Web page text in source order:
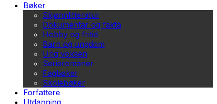
Bøker
Skjønnlitteratur
Dokumentar og fakta
Hobby og fritid
Barn og ungdom
Ung voksen
Serieromaner
Fagbøker
Skolebøker
Forfattere
Utdanning